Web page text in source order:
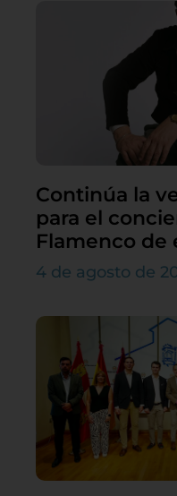
Continúa la
para el
Flamenco de
4 de agosto de